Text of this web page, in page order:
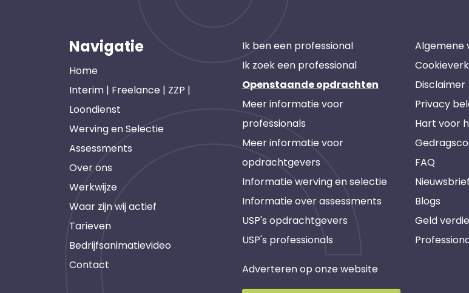
Navigatie
Home
Interim | Freelance | ZZP |
Loondienst
Werving en Selectie
Assessments
Over ons
Werkwijze
Waar zijn wij actief
Tarieven
Bedrijfsanimatievideo
Contact
Ik ben een professional
Ik zoek een professional
Openstaande opdrachten
Meer informatie voor
professionals
Meer informatie voor
opdrachtgevers
Informatie werving en selectie
Informatie over assessments
USP's opdrachtgevers
USP's professionals
Adverteren op onze website
Algemene
Disclaimer
Privacy
Hart voor
FAQ
Nieuwsbrief
Blogs
Geld